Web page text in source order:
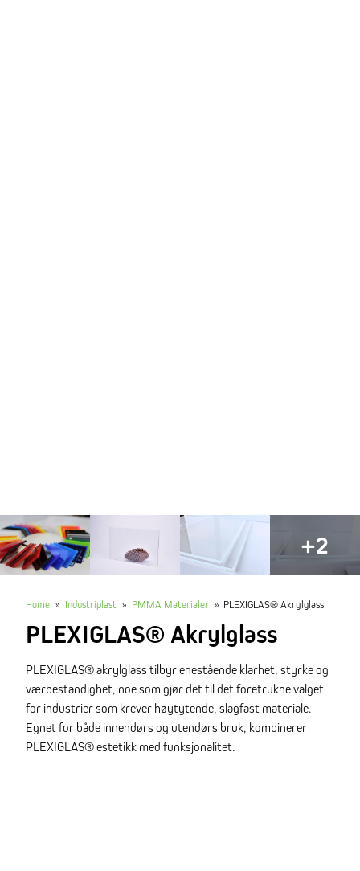
Home » Industriplast » PMMA Materialer » PLEXIGLAS® Akrylglass
PLEXIGLAS® Akrylglass
PLEXIGLAS® akrylglass tilbyr enestående klarhet, styrke og
værbestandighet, noe som gjør det til det foretrukne valget
for industrier som krever høytytende, slagfast materiale.
Egnet for både innendørs og utendørs bruk, kombinerer
PLEXIGLAS® estetikk med funksjonalitet.
+2